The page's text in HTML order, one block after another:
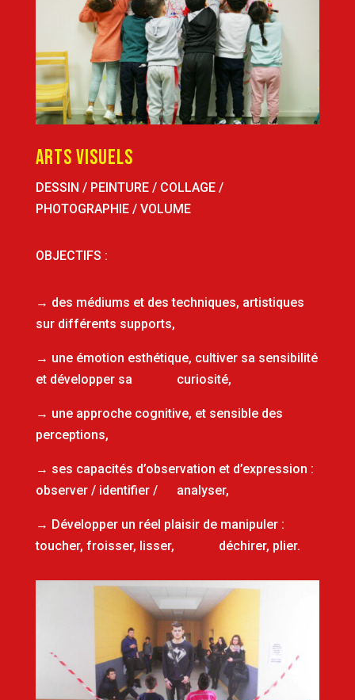
ARTS VISUELS
DESSIN / PEINTURE / COLLAGE /
PHOTOGRAPHIE / VOLUME
OBJECTIFS :
→ des médiums et des techniques, artistiques
sur différents supports,
→ une émotion esthétique, cultiver sa sensibilité
et développer sa curiosité,
→ une approche cognitive, et sensible des
perceptions,
→ ses capacités d’observation et d’expression :
observer / identifier / analyser,
→ Développer un réel plaisir de manipuler :
toucher, froisser, lisser, déchirer, plier.